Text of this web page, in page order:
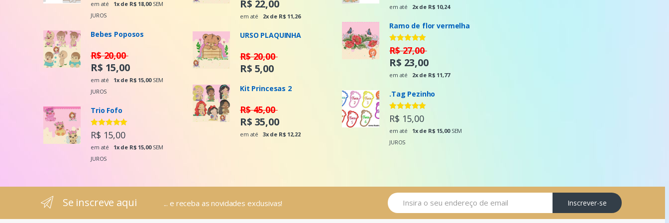
em até 1x de R$ 18,00SEM
JUROS
Bebes Poposos
R$ 20,00
R$ 15,00
em até 1x de R$ 15,00SEM
JUROS
Trio Fofo
Avaliação
5.00
de 5
R$ 15,00
em até 1x de R$ 15,00SEM
JUROS
R$ 22,00
em até 2x de R$ 11,26
URSO PLAQUINHA
R$ 20,00
R$ 5,00
Kit Princesas 2
R$ 45,00
R$ 35,00
em até 3x de R$ 12,22
em até 2x de R$ 10,24
Ramo de flor vermelha
Avaliação
5.00 de 5
R$ 27,00
R$ 23,00
em até 2x de R$ 11,77
.Tag Pezinho
Avaliação
5.00
de 5
R$ 15,00
em até 1x de R$ 15,00SEM
JUROS
Se inscreve aqui ... e receba as novidades exclusivas! Inscrever-se